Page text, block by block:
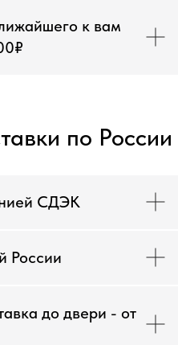
к вам
по России
СДЭК
России
до двери - от